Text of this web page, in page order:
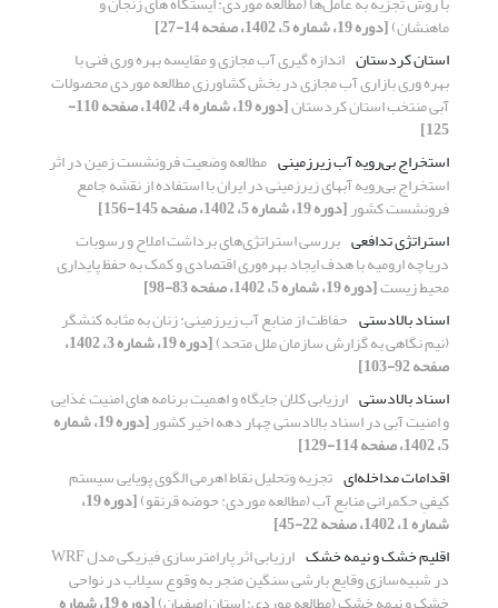
ماهنشان)[دوره 19، شماره 5، 1402، صفحه 14-27]
استان کردستان اندازه گیری آب مجازی و مقایسه بهره وری فنی با
بهره وری بازاری آب مجازی در بخش کشاورزی مطالعه موردی محصولات
آبی منتخب استان کردستان [دوره 19، شماره 4، 1402، صفحه 110-
125]
استخراج بی‌رویه آب زیرزمینی مطالعه وضعیت فرونشست زمین در اثر
استخراج بی‌رویه آبهای زیرزمینی در ایران با استفاده از نقشه جامع
فرونشست کشور[دوره 19، شماره 5، 1402، صفحه 145-156]
استراتژی تدافعی بررسی استراتژی‌های برداشت املاح و رسوبات
دریاچه ارومیه با هدف ایجاد بهره‌وری اقتصادی و کمک به حفظ پایداری
محیط‎ زیست
[دوره 19، شماره 5، 1402، صفحه 83-98]
اسناد بالادستی حفاظت از منابع آب زیرزمینی: زنان به مثابه کنشگر
(نیم نگاهی به گزارش سازمان ملل متحد) [دوره 19، شماره 3، 1402،
صفحه 92-103]
اسناد بالادستی ارزیابی کلان جایگاه و اهمیت برنامه های امنیت غذایی
و امنیت آبی در اسناد بالادستی چهار دهه اخیر کشور [دوره 19، شماره
5، 1402، صفحه 114-129]
اقدامات مداخله‌ای تجزیه وتحلیل نقاط اهرمی الگوی پویایی سیستم
کیفیِ حکمرانی منابع آب (مطالعه موردی: حوضه قرنقو) [دوره 19،
شماره 1، 1402، صفحه 22-45]
اقلیم خشک و نیمه خشک
ارزیابی اثر پارامترسازی فیزیکی مدل WRF
در شبیه‌سازی وقایع بارشی سنگین منجر به وقوع سیلاب در نواحی